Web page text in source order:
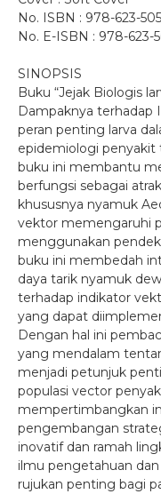
No. ISBN : 978-623-
No. E-ISBN : 978-623-
SINOPSIS
Buku “Jejak Biologis
Dampaknya terhadap
peran penting larva
epidemiologi penyakit
buku ini membantu
berfungsi sebagai
khususnya nyamuk
vektor memengaruhi
menggunakan
buku ini membedah
daya tarik nyamuk
terhadap indikator
yang dapat
Dengan hal ini
yang mendalam
menjadi petunjuk
populasi vector
mempertimbangkan
pengembangan
inovatif dan ramah
ilmu pengetahuan
rujukan penting bagi